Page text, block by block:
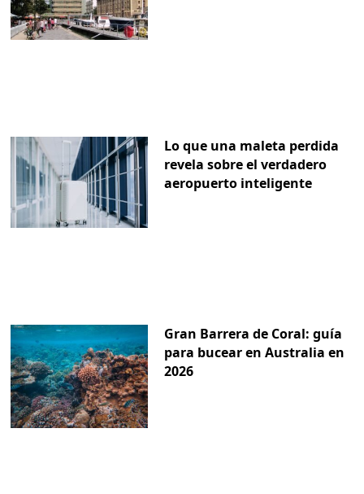
Lo que una maleta perdida
revela sobre el verdadero
aeropuerto inteligente
Gran Barrera de Coral: guía
para bucear en Australia en
2026